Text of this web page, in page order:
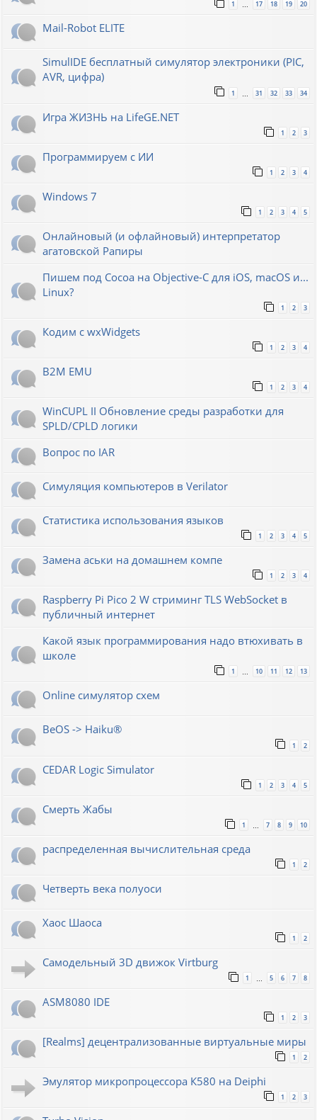
1 … 17 18 19 20
Mail-Robot ELITE
SimulIDE бесплатный симулятор электроники (PIC,
AVR, цифра)
1 31 32 33 34
Игра ЖИЗНЬ на LifeGE.NET
1 2 3
Программируем с ИИ
1 2 3 4
Windows 7
1 2 3 4 5
Онлайновый (и офлайновый) интерпретатор
агатовской Рапиры
Пишем под Cocoa на Objective-C для iOS, macOS и...
Linux?
1 2 3
Кодим с wxWidgets
1 2 3 4
B2M EMU
1 2 3 4
WinCUPL II Обновление среды разработки для
SPLD/CPLD логики
Вопрос по IAR
Симуляция компьютеров в Verilator
Статистика использования языков
1 2 3 4 5
Замена аськи на домашнем компе
1 2 3 4
Raspberry Pi Pico 2 W стриминг TLS WebSocket в
публичный интернет
Какой язык программирования надо втюхивать в
школе
1 … 10 11 12 13
Online симулятор схем
BeOS -> Haiku®
1 2
CEDAR Logic Simulator
1 2 3 4 5
Смерть Жабы
1 7 8 9 10
распределенная вычислительная среда
1 2
Четверть века полуоси
Хаос Шаоса
1 2
Самодельный 3D движок Virtburg
1 5 6 7 8
ASM8080 IDE
1 2 3
[Realms] децентрализованные виртуальные миры
1 2
Эмулятор микропроцессора К580 на Deiphi
1 2 3